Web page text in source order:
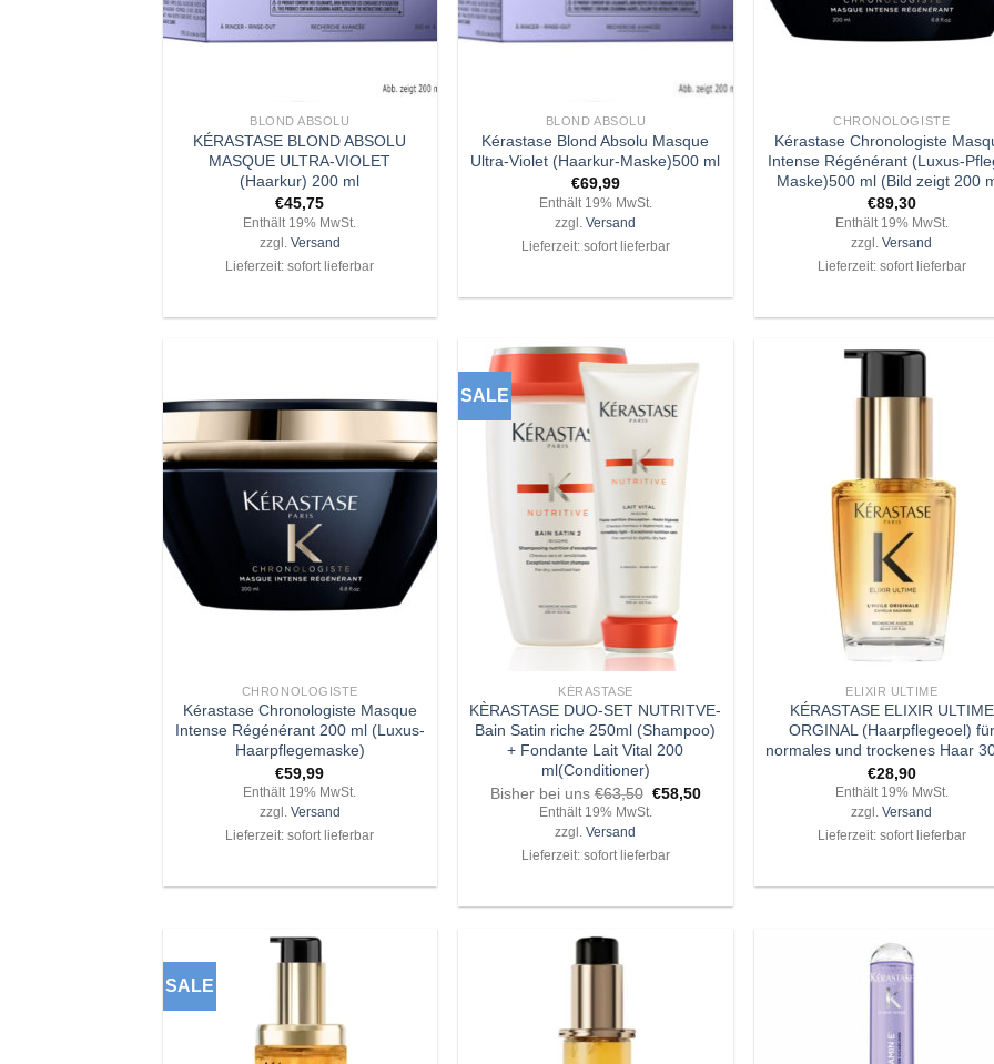
BLOND ABSOLU
KÉRASTASE BLOND ABSOLU
MASQUE ULTRA-VIOLET
(Haarkur) 200 ml
€45,75
Enthält 19% MwSt.
zzgl. Versand
Lieferzeit: sofort lieferbar
BLOND ABSOLU
Kérastase Blond Absolu Masque
Ultra-Violet (Haarkur-Maske)500 ml
€69,99
Enthält 19% MwSt.
zzgl.Versand
Lieferzeit: sofort lieferbar
CHRONOLOGISTE
Kérastase Chronologiste
Intense Régénérant (Luxus-
Maske)500 ml (Bild zeigt 200
€89,30
Enthält 19% MwSt.
zzgl.Versand
Lieferzeit: sofort lieferbar
Wunschliste
hinzufügen
CHRONOLOGISTE
Kérastase Chronologiste Masque
Intense Régénérant 200 ml (Luxus-
Haarpflegemaske)
€59,99
Enthält 19% MwSt.
zzgl. Versand
Lieferzeit: sofort lieferbar
SALE
hinzufügen
KÉRASTASE
KÈRASTASE DUO-SET NUTRITVE-
Bain Satin riche 250ml (Shampoo)
+ Fondante Lait Vital 200
ml(Conditioner)
Bisher bei uns €63,50 Ursprünglicher
€58,50Aktueller
Enthält 19% MwSt.
zzgl.Versand
Lieferzeit: sofort lieferbar
ELIXIR ULTIME
KÉRASTASE ELIXIR ULTIME
ORGINAL (Haarpflegeoel) für
normales und trockenes Haar
€28,90
Enthält 19% MwSt.
zzgl.Versand
Lieferzeit: sofort lieferbar
SALE